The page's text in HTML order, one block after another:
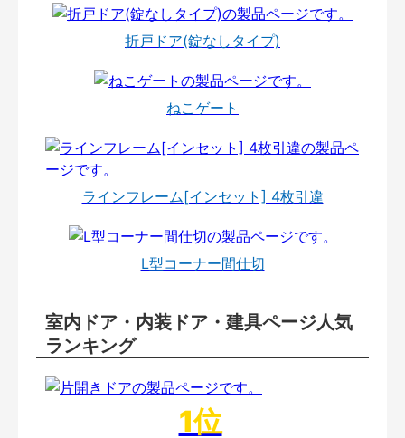
折戸ドア(錠なしタイプ)
ねこゲート
ラインフレーム[インセット] 4枚引違
L型コーナー間仕切
室内ドア・内装ドア・建具ページ人気
ランキング